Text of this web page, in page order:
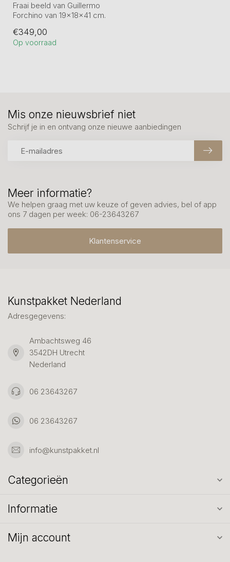
Fraai beeld van Guillermo
Forchino van 19x18x41 cm.
geschenkdoos...
€349,00
Op voorraad
Meer informatie?
We helpen graag met uw keuze of geven advies, bel of app
ons 7 dagen per week: 06-23643267
Klantenservice
Mis onze nieuwsbrief niet
Schrijf je in en ontvang onze nieuwe aanbiedingen
Kunstpakket Nederland
Adresgegevens:
Ambachtsweg 46
3542DH Utrecht
Nederland
06 23643267
06 23643267
info@kunstpakket.nl
Categorieën
Informatie
Mijn account